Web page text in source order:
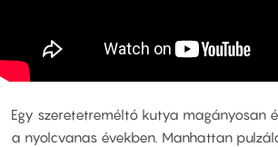
Egy szeretetreméltó kutya magányosan
a nyolcvanas években. Manhattan